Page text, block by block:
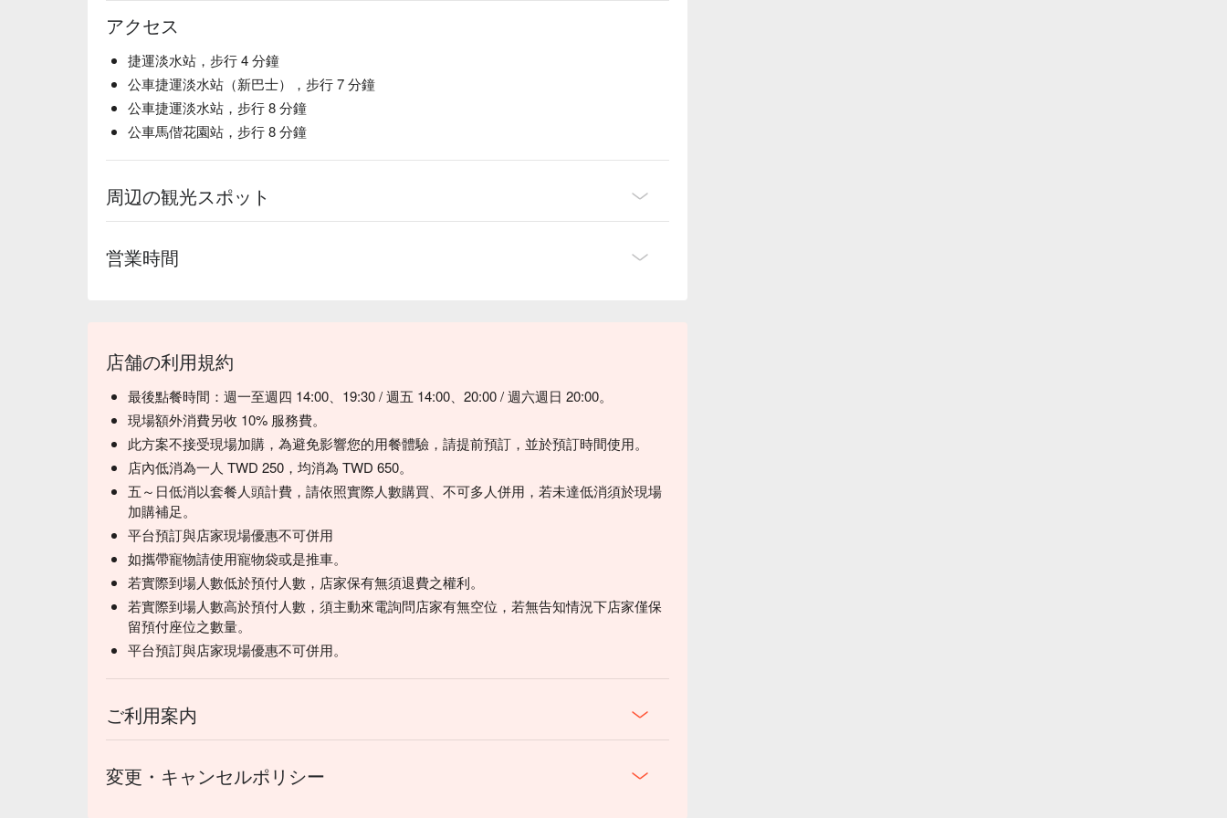
💡 未成年請勿飲酒；禁止酒駕
アクセス
捷運淡水站，步行 4 分鐘
公車捷運淡水站（新巴士），步行 7 分鐘
公車捷運淡水站，步行 8 分鐘
公車馬偕花園站，步行 8 分鐘
周辺の観光スポット
営業時間
店舗の利用規約
最後點餐時間：週一至週四 14:00、19:30 / 週五 14:00、20:00 / 週六週日 20:00。
現場額外消費另收 10% 服務費。
此方案不接受現場加購，為避免影響您的用餐體驗，請提前預訂，並於預訂時間使用。
店內低消為一人 TWD 250，均消為 TWD 650。
五～日低消以套餐人頭計費，請依照實際人數購買、不可多人併用，若未達低消須於現場
加購補足。
平台預訂與店家現場優惠不可併用
如攜帶寵物請使用寵物袋或是推車。
若實際到場人數低於預付人數，店家保有無須退費之權利。
若實際到場人數高於預付人數，須主動來電詢問店家有無空位，若無告知情況下店家僅保
留預付座位之數量。
平台預訂與店家現場優惠不可併用。
ご利用案内
変更・キャンセルポリシー